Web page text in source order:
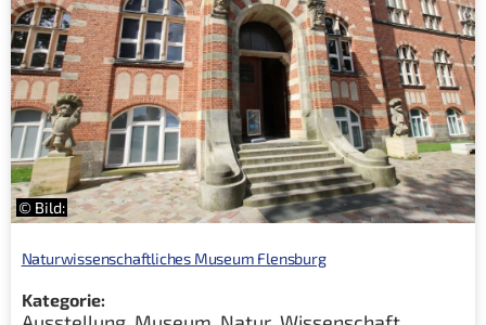
© Bild:
Naturwissenschaftliches Museum Flensburg
Kategorie: